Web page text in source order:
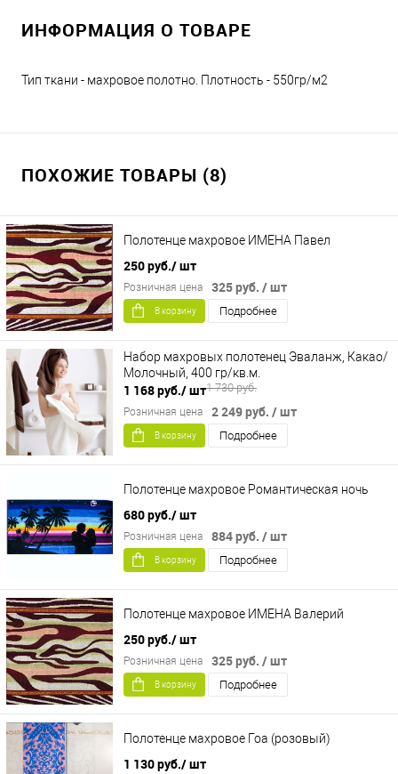
ИНФОРМАЦИЯ О ТОВАРЕ
Тип ткани - махровое полотно. Плотность - 550гр/м2
ПОХОЖИЕ ТОВАРЫ (8)
Полотенце махровое ИМЕНА Павел
250 руб./ шт
325 руб. / шт
Розничная цена
В корзину Подробнее
Набор махровых полотенец Эваланж, Какао/
Молочный, 400 гр/кв.м.
1 168 руб./ шт1 730 руб.
2 249 руб. / шт
Розничная цена
В корзину Подробнее
Полотенце махровое Романтическая ночь
680 руб./ шт
884 руб. / шт
Розничная цена
В корзину Подробнее
Полотенце махровое ИМЕНА Валерий
250 руб./ шт
325 руб. / шт
Розничная цена
В корзину Подробнее
Полотенце махровое Гоа (розовый)
1 130 руб./ шт